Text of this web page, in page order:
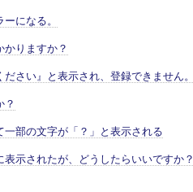
になる。
りますか？
さい』と表示され、登録できません。
？
部の文字が「？」と表示される
示されたが、どうしたらいいですか？